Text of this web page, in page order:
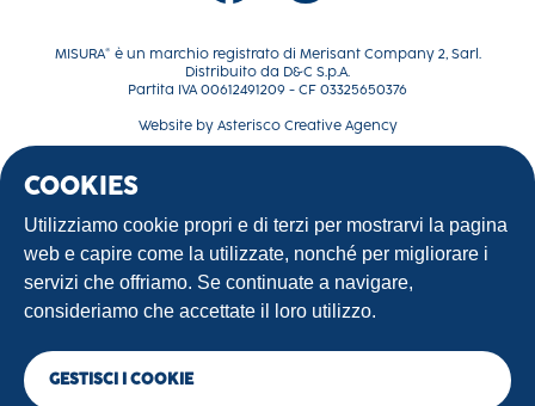
MISURA® è un marchio registrato di Merisant Company 2, Sarl.
Distribuito da D&C S.p.A.
Partita IVA 00612491209 - CF 03325650376
Website by Asterisco Creative Agency
Terms of use
Privacy Policy
COOKIES
Utilizziamo cookie propri e di terzi per mostrarvi la pagina
web e capire come la utilizzate, nonché per migliorare i
servizi che offriamo. Se continuate a navigare,
consideriamo che accettate il loro utilizzo.
GESTISCI I COOKIE